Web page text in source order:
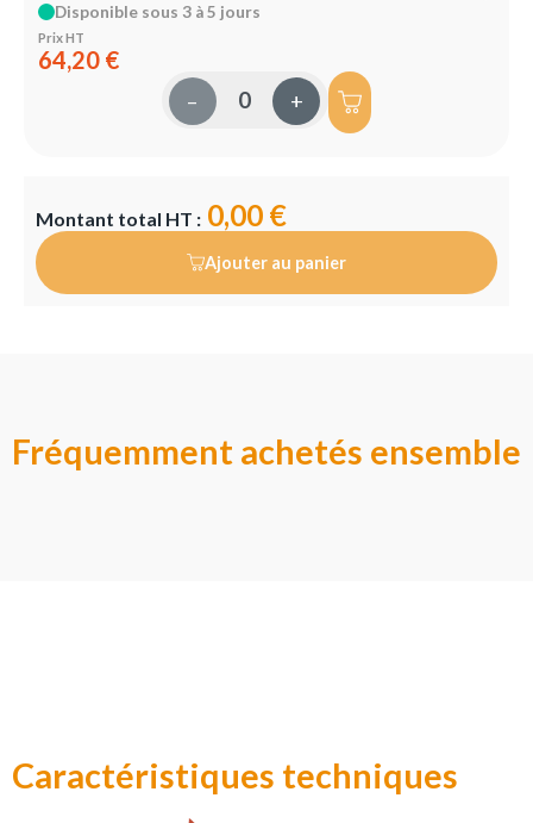
Disponible sous 3 à 5 jours
Prix HT
64,20 €
– +
Montant total HT : 0,00 €
Ajouter au panier
Fréquemment achetés ensemble
Caractéristiques techniques